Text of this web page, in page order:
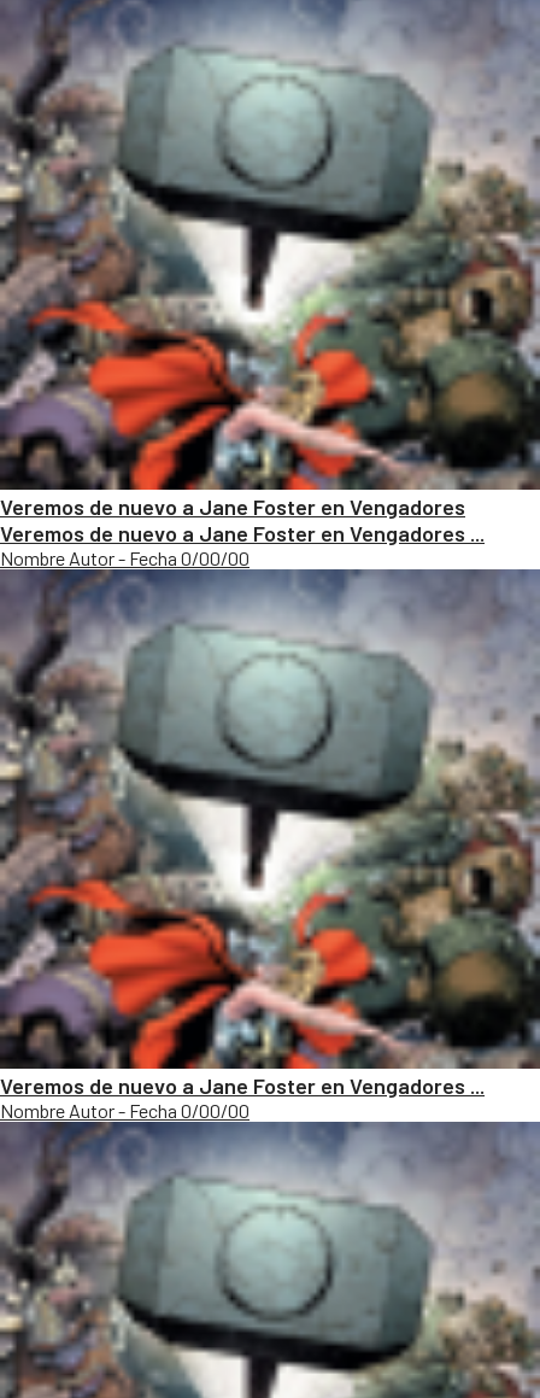
Veremos de nuevo a Jane Foster en Vengadores
Veremos de nuevo a Jane Foster en Vengadores ...
Nombre Autor - Fecha 0/00/00
Veremos de nuevo a Jane Foster en Vengadores ...
Nombre Autor - Fecha 0/00/00